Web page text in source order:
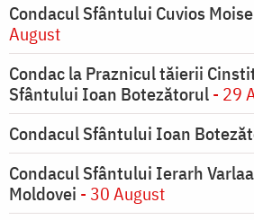
Condacul Sfântului Cuvios
August
Condac la Praznicul tăierii
Sfântului Ioan Botezătorul- 29
Condacul Sfântului Ioan
Condacul Sfântului Ierarh
Moldovei - 30 August